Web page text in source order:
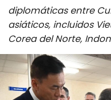
VIAJES
diplomáticas entre
asiáticos, incluidos
Corea del Norte,